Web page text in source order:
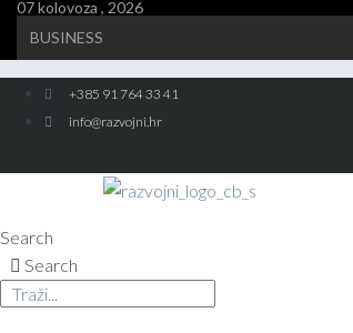
Skip07 kolovoza , 2026
BUSINESS
+385 91 764 33 41
info@razvojni.hr
Search
Search